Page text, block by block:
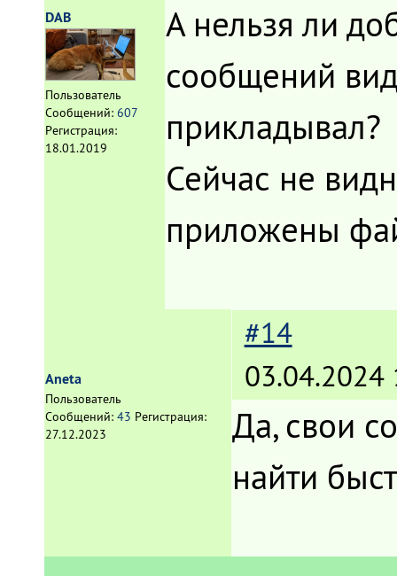
DAB
Пользователь
Сообщений: 607
Регистрация:
18.01.2019
А нельзя ли
сообщений
прикладывал?
Сейчас не
приложены
Aneta
Пользователь
Сообщений: 43 Регистрация:
27.12.2023
#14
03.04.2024
Да, свои
найти